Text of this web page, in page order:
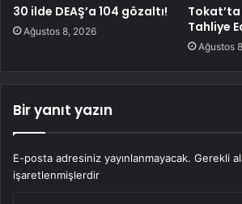
30 ilde DEAŞ’a 104 gözaltı!
Ağustos 8, 2026
Tokat’ta
Tahliye
Ağustos
Bir yanıt yazın
E-posta adresiniz yayınlanmayacak. Gerekli
işaretlenmişlerdir